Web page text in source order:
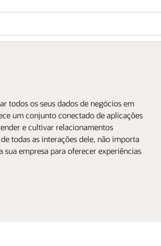
todos os seus dados de negócios em
um conjunto conectado de aplicações
e cultivar relacionamentos
todas as interações dele, não importa
empresa para oferecer experiências